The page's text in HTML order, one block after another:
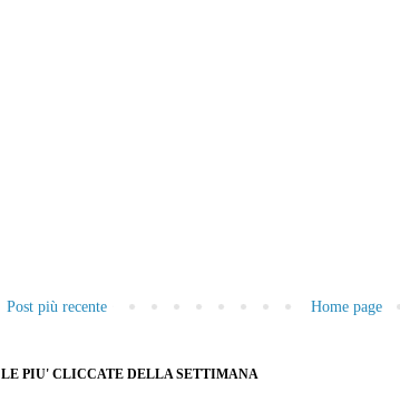
Post più recente Home page
LE PIU' CLICCATE DELLA SETTIMANA